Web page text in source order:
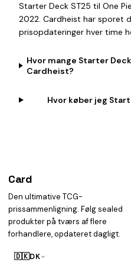
Starter Deck ST25 til One
2022. Cardheist har sporet
prisopdateringer hver time
Hvor mange Starter
Cardheist?
Hvor køber jeg
Card
Den ultimative TCG-
prissammenligning. Følg sealed
produkter på tværs af flere
forhandlere, opdateret dagligt.
🇩🇰DK